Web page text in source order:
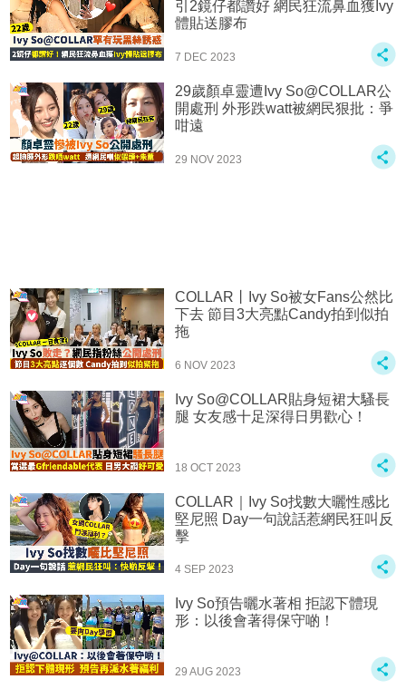
引2鏡仔都讚好 網民狂流鼻血獲Ivy
體貼送膠布
7 DEC 2023
29歲顏卓靈遭Ivy So@COLLAR公
開處刑 外形跌watt被網民狠批：爭
咁遠
29 NOV 2023
COLLAR丨Ivy So被女Fans公然比
下去 節目3大亮點Candy拍到似拍
拖
6 NOV 2023
Ivy So@COLLAR貼身短裙大騷長
腿 女友感十足深得日男歡心！
18 OCT 2023
COLLAR｜Ivy So找數大曬性感比
堅尼照 Day一句說話惹網民狂叫反
擊
4 SEP 2023
Ivy So預告曬水著相 拒認下體現
形：以後會著得保守啲！
29 AUG 2023